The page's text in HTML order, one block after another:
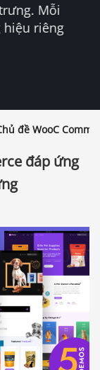
Mỗi
riêng
đề WooC
đáp ứng